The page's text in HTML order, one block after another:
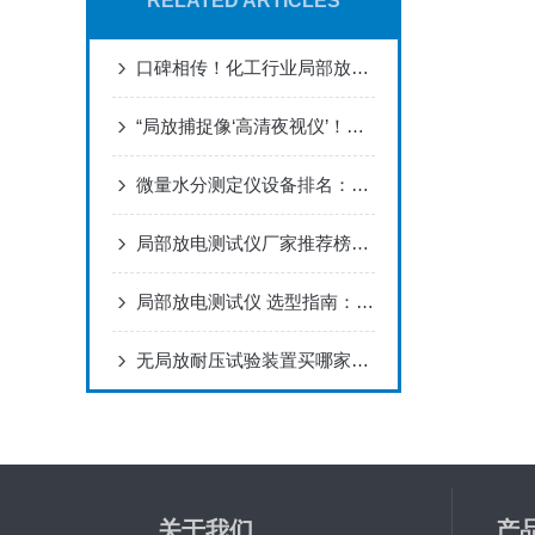
口碑相传！化工行业局部放电测试仪优选武汉实力厂家
“局放捕捉像‘高清夜视仪’！用户说这台变压器测试仪从不漏判”
微量水分测定仪设备排名：微量水分测定仪的技术突破与应用价值
局部放电测试仪厂家推荐榜：从精密测量到现场巡检，工具类型丰富
局部放电测试仪 选型指南：从原理到实践——你听到的是试品还是噪音
无局放耐压试验装置买哪家靠谱？一线用户实测武汉特高压电力科技真实表现